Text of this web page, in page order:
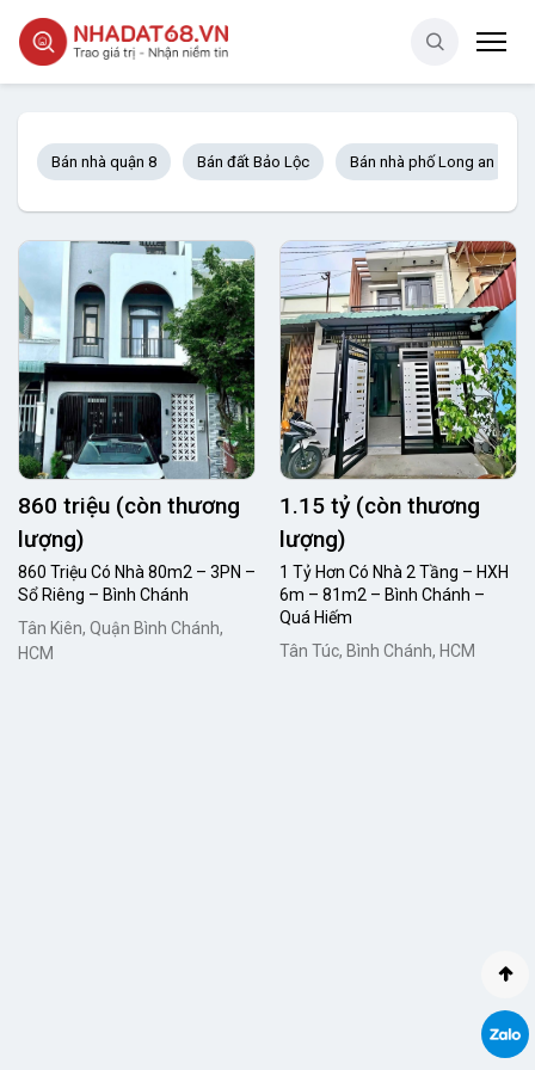
Bán nhà quận 8 Bán đất Bảo Lộc Bán nhà phố Long an
860 triệu (còn thương
lượng)
860 Triệu Có Nhà 80m2 – 3PN –
Sổ Riêng – Bình Chánh
Tân Kiên, Quận Bình Chánh,
HCM
1.15 tỷ (còn thương
lượng)
1 Tỷ Hơn Có Nhà 2 Tầng – HXH
6m – 81m2 – Bình Chánh –
Quá Hiếm
Tân Túc, Bình Chánh, HCM